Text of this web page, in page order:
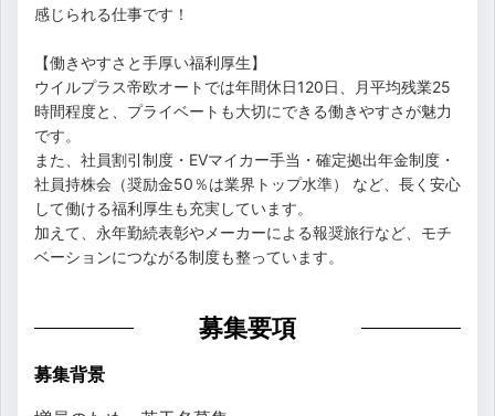
感じられる仕事です！
【働きやすさと手厚い福利厚生】
ウイルプラス帝欧オートでは年間休日120日、月平均残業25
時間程度と、プライベートも大切にできる働きやすさが魅力
です。
また、社員割引制度・EVマイカー手当・確定拠出年金制度・
社員持株会（奨励金50％は業界トップ水準） など、長く安心
して働ける福利厚生も充実しています。
加えて、永年勤続表彰やメーカーによる報奨旅行など、モチ
ベーションにつながる制度も整っています。
募集要項
募集背景